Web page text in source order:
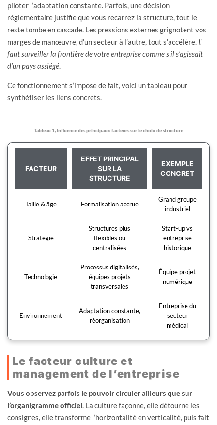
piloter l’adaptation constante. Parfois, une décision
réglementaire justifie que vous recarrez la structure, tout le
reste tombe en cascade. Les pressions externes grignotent vos
marges de manœuvre, d’un secteur à l’autre, tout s’accélère. Il
faut surveiller la frontière de votre entreprise comme s’il s’agissait
d’un pays assiégé.
Ce fonctionnement s’impose de fait, voici un tableau pour
synthétiser les liens concrets.
Tableau 1, Influence des principaux facteurs sur le choix de structure
FACTEUR
EFFET PRINCIPAL
SUR LA
STRUCTURE
EXEMPLE
CONCRET
Taille & âge Formalisation accrue
Grand groupe
industriel
Stratégie
Structures plus
flexibles ou
centralisées
Start-up vs
entreprise
historique
Technologie
Processus digitalisés,
équipes projets
transversales
Équipe projet
numérique
Environnement
Adaptation constante,
réorganisation
Entreprise du
secteur
médical
Le facteur culture et
management de l’entreprise
Vous observez parfois le pouvoir circuler ailleurs que sur
l’organigramme officiel. La culture façonne, elle détourne les
consignes, elle transforme l’horizontalité en verticalité, puis fait